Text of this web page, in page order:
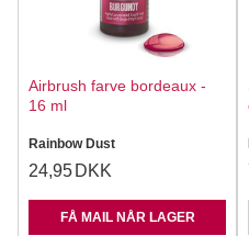
Airbrush farve bordeaux -
16 ml
Rainbow Dust
24,95 DKK
FÅ MAIL NÅR LAGER